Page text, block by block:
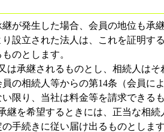
が発生した場合、会員の地位も承
設立された法人は、これを証明す
のとします。
承継されるものとし、相続人はそ
の相続人等からの第14条（会員に
限り、当社は料金等を請求できるも
を希望するときには、正当な相続
手続きに従い届け出るものとします